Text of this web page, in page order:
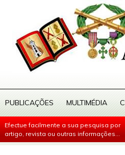
PUBLICAÇÕES MULTIMÉDIA
Efectue facilmente a sua pesquisa por
artigo, revista ou outras informações...